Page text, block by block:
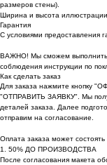
размеров стены).
Ширина и высота
Гарантия
С условиями предоставления
ВАЖНО! Мы сможем выполнить
соблюдения инструкции по
Как сделать заказ
Для заказа нажмите кнопку
"ОТПРАВИТЬ ЗАЯВКУ". Мы
деталей заказа. Далее
отправим на согласование.
Оплата заказа может состоять
1. 50% ДО ПРОИЗВОДСТВА
После согласования макета